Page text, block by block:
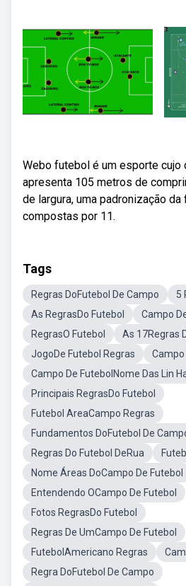
Webo futebol é um esporte cujo
apresenta 105 metros de
de largura, uma padronização
compostas por 11.
Tags
Regras DoFutebol De Campo
5
As RegrasDo Futebol
Campo
RegrasO Futebol
As 17Regras
JogoDe Futebol Regras
Campo
Campo De FutebolNome Das Lin
Principais RegrasDo Futebol
Futebol AreaCampo Regras
Fundamentos DoFutebol De
Regras Do Futebol DeRua
Nome Áreas DoCampo De Futebol
Entendendo OCampo De Futebol
Fotos RegrasDo Futebol
Regras De UmCampo De Futebol
FutebolAmericano Regras
Regra DoFutebol De Campo